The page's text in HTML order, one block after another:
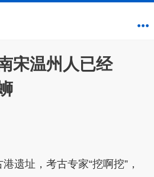
宋温州人已经
址，考古专家“挖啊挖”，